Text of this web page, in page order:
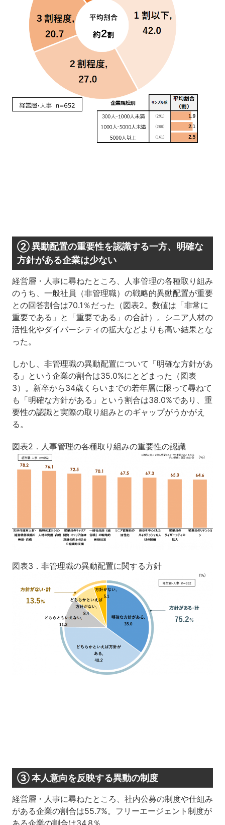
② 異動配置の重要性を認識する一方、明確な
方針がある企業は少ない
経営層・人事に尋ねたところ、人事管理の各種取り組み
のうち、一般社員（非管理職）の戦略的異動配置が重要
との回答割合は70.1％だった（図表2。数値は「非常に
重要である」と「重要である」の合計）。シニア人材の
活性化やダイバーシティの拡大などよりも高い結果とな
った。
しかし、非管理職の異動配置について「明確な方針があ
る」という企業の割合は35.0%にとどまった（図表
3）。新卒から34歳くらいまでの若年層に限って尋ねて
も「明確な方針がある」という割合は38.0%であり、重
要性の認識と実際の取り組みとのギャップがうかがえ
る。
図表2．人事管理の各種取り組みの重要性の認識
図表3．非管理職の異動配置に関する方針
③ 本人意向を反映する異動の制度
経営層・人事に尋ねたところ、社内公募の制度や仕組み
がある企業の割合は55.7%。フリーエージェント制度が
ある企業の割合は34.8％。